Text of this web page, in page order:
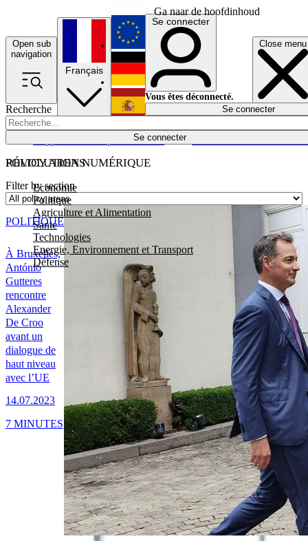
Ga naar de hoofdinhoud
Open sub
navigation
Close menu
Recherche
Se connecter
POLICY AREAS
Economie
Politique
Agriculture et Alimentation
Santé
Technologies
Energie, Environnement et Transport
Défense
Économie
Français
English
Deutsch
Español
Se connecter
Vous êtes déconnecté.
Se connecter
RÉVOLUTION NUMÉRIQUE
Filter by section
À Bruxelles,
António
Gutteres
rencontre
Alexander
De Croo
avant un
dialogue de
haut niveau
avec l’UE
14.07.2023
POLITIQUE
7 MINUTES